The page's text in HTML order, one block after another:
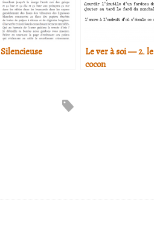
Silencieuse
Le ver à soi — 2. le
cocon